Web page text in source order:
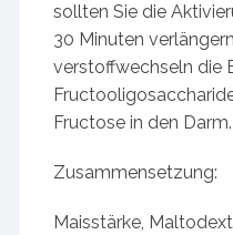
sollten Sie die
30 Minuten
verstoffwechseln die
Fructose in den Darm.
Zusammensetzung:
Maisstärke,